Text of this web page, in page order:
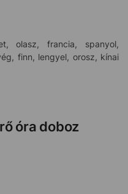
olasz, francia, spanyol,
finn, lengyel, orosz, kínai
óra doboz